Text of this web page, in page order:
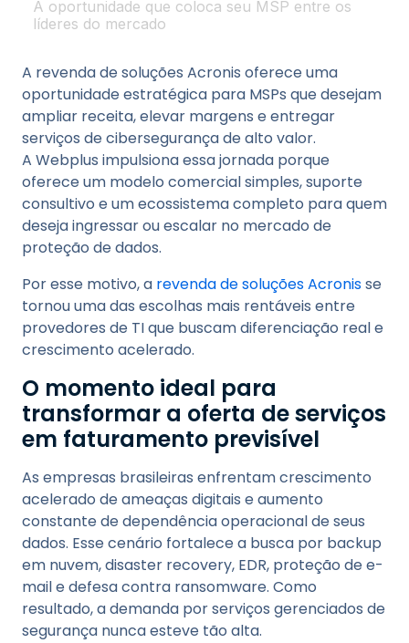
A oportunidade que coloca seu MSP entre os
líderes do mercado
A revenda de soluções Acronis oferece uma
oportunidade estratégica para MSPs que desejam
ampliar receita, elevar margens e entregar
serviços de cibersegurança de alto valor.
A Webplus impulsiona essa jornada porque
oferece um modelo comercial simples, suporte
consultivo e um ecossistema completo para quem
deseja ingressar ou escalar no mercado de
proteção de dados.
Por esse motivo, a revenda de soluções Acronisse
tornou uma das escolhas mais rentáveis entre
provedores de TI que buscam diferenciação real e
crescimento acelerado.
O momento ideal para
transformar a oferta de serviços
em faturamento previsível
As empresas brasileiras enfrentam crescimento
acelerado de ameaças digitais e aumento
constante de dependência operacional de seus
dados. Esse cenário fortalece a busca por backup
em nuvem, disaster recovery, EDR, proteção de e-
mail e defesa contra ransomware. Como
resultado, a demanda por serviços gerenciados de
segurança nunca esteve tão alta.